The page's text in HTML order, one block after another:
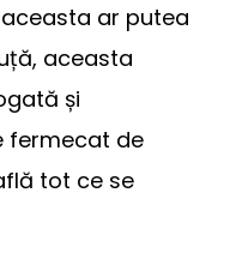
ar putea
aceasta
și
fermecat de
tot ce se